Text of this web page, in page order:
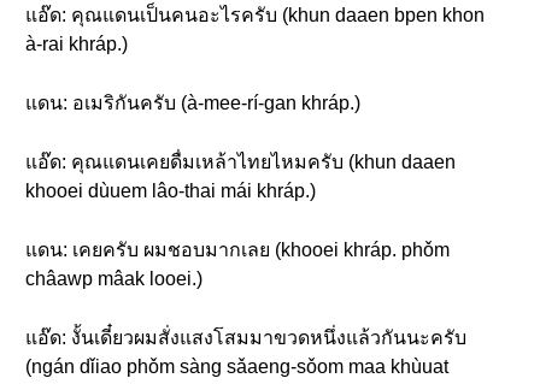
แอ๊ด: คุณแดนเป็นคนอะไรครับ (khun daaen bpen khon
à-rai khráp.)
แดน: อเมริกันครับ (à-mee-rí-gan khráp.)
แอ๊ด: คุณแดนเคยดื่มเหล้าไทยไหมครับ (khun daaen
khooei dùuem lâo-thai mái khráp.)
แดน: เคยครับ ผมชอบมากเลย (khooei khráp. phǒm
châawp mâak looei.)
แอ๊ด: งั้นเดี๋ยวผมสั่งแสงโสมมาขวดหนึ่งแล้วกันนะครับ
(ngán dǐiao phǒm sàng sǎaeng-sǒom maa khùuat